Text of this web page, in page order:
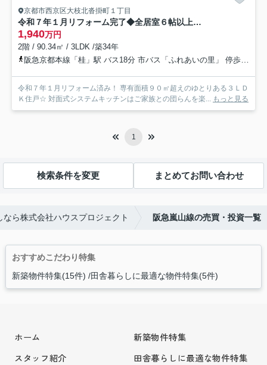
京都市西京区大枝北沓掛町１丁目
令和７年１月リフォーム完了◆全居室６帖以上の３ＬＤＫ◆収納充実◆サンシティ桂坂ロイヤル３番館
1,940万円
2階 / 90.34㎡ / 3LDK /築34年
阪急京都本線「桂」駅 バス18分 市バス「ふれあいの里」 停歩2分
令和７年１月リフォーム済み！ 専有面積９０㎡超えのゆとりある３ＬＤ
Ｋ住戸☆ 対面式システムキッチンはご家族との団らんを楽...
もっと見る
1
検索条件を変更 まとめてお問い合わせ
ら株式会社ハウスプロジェクト 阪急嵐山線の売買・投資一覧
おすすめこだわり特集
新築物件特集(15件) 田舎暮らしに最適な物件特集(5件)
ホーム
スタッフ紹介
新築物件特集
田舎暮らしに最適な物件特集